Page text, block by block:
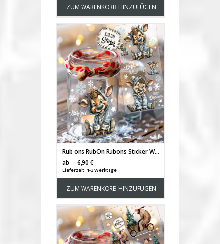
ZUM WARENKORB HINZUFÜGEN
Rub ons RubOn Rubons Sticker Weihnachten Weihnachtssticker Weihnachtsmotive süße Rentiere Tiere Din lang Bogen rb48
ab
6,90 €
Lieferzeit: 1-3 Werktage
ZUM WARENKORB HINZUFÜGEN